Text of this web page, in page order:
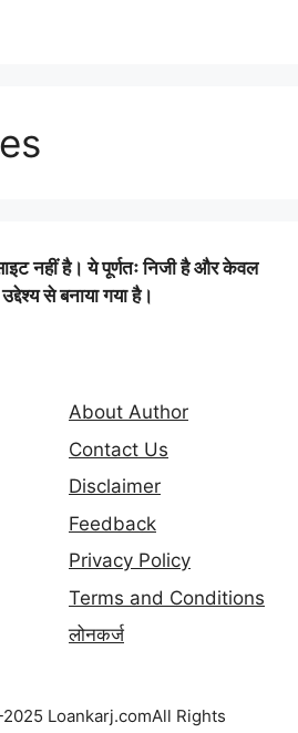
नहीं है। ये पूर्णतः निजी है और केवल
से बनाया गया है।
About Author
Contact Us
Disclaimer
Feedback
Privacy Policy
Terms and Conditions
लोनकर्ज
Loankarj.comAll Rights